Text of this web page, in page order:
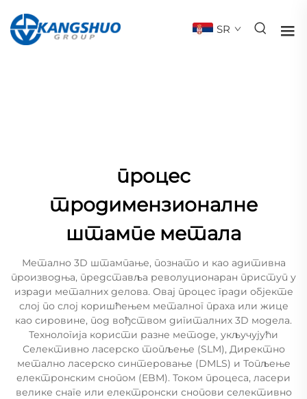
SR
процес
тродимензионалне
штампе метала
Метално 3D штампање, познато и као адитивна
производња, представља револуционаран приступ у
изради металних делова. Овај процес гради објекте
слој по слој коришћењем металног праха или жице
као сировине, под вођством дигиталних 3D модела.
Технологија користи разне методе, укључујући
Селективно ласерско топљење (SLM), Директно
метално ласерско синтеровање (DMLS) и Топљење
електронским снопом (EBM). Током процеса, ласери
велике снаге или електронски снопови селективно